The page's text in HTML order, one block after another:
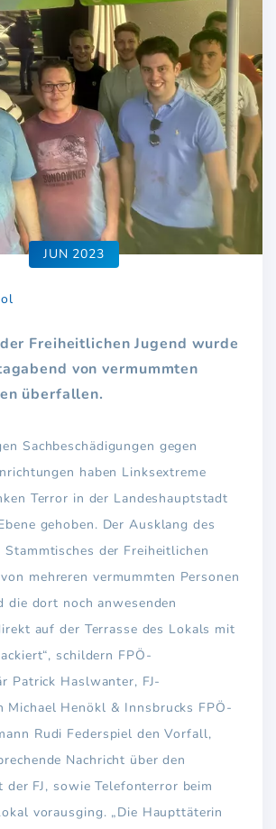
JUN 2023
Freiheitlichen Jugend wurde
von vermummten
überfallen.
Sachbeschädigungen gegen
haben Linksextreme
Terror in der Landeshauptstadt
gehoben. Der Ausklang des
der Freiheitlichen
mehreren vermummten Personen
die dort noch anwesenden
auf der Terrasse des Lokals mit
schildern FPÖ-
Patrick Haslwanter, FJ-
Michael Henökl & Innsbrucks FPÖ-
Rudi Federspiel den Vorfall,
Nachricht über den
FJ, sowie Telefonterror beim
vorausging. „Die Haupttäterin